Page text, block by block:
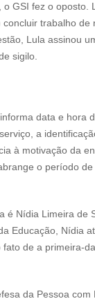
GSI fez o
trabalho de
Lula assinou
sigilo.
data e hora
a
à motivação da
o período
é Nídia Limeira de
Educação, Nídia
de a primeira-
da Pessoa